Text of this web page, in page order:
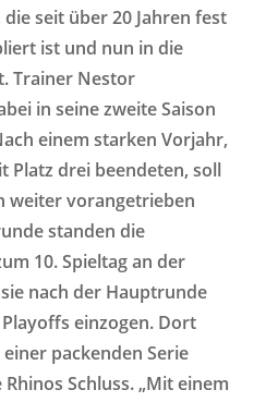
seit über 20 Jahren fest
ist und nun in die
Trainer Nestor
in seine zweite Saison
einem starken Vorjahr,
Platz drei beendeten, soll
weiter vorangetrieben
standen die
10. Spieltag an der
nach der Hauptrunde
einzogen. Dort
packenden Serie
Rhinos Schluss. „Mit einem